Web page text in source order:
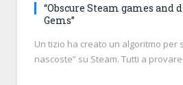
“Obscure Steam games
Gems”
Un tizio ha creato un algoritmo per
nascoste” su Steam. Tutti a